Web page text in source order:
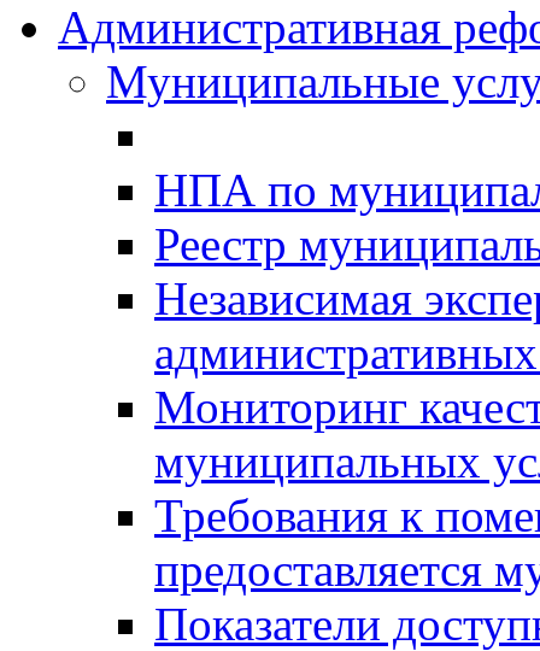
Административная
Муниципальные
НПА по
Реестр
Независимая
Мониторинг
муниципальных
Требования к
предоставляется
Показатели